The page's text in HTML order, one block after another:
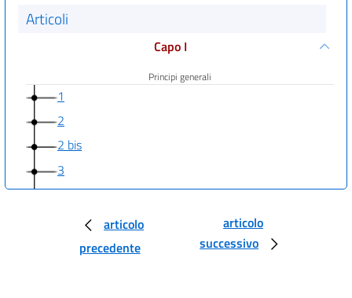
Articoli
Capo I
Principi generali
1
2
2 bis
3
4
((Capo I-bis
articolo
precedente
articolo
successivo